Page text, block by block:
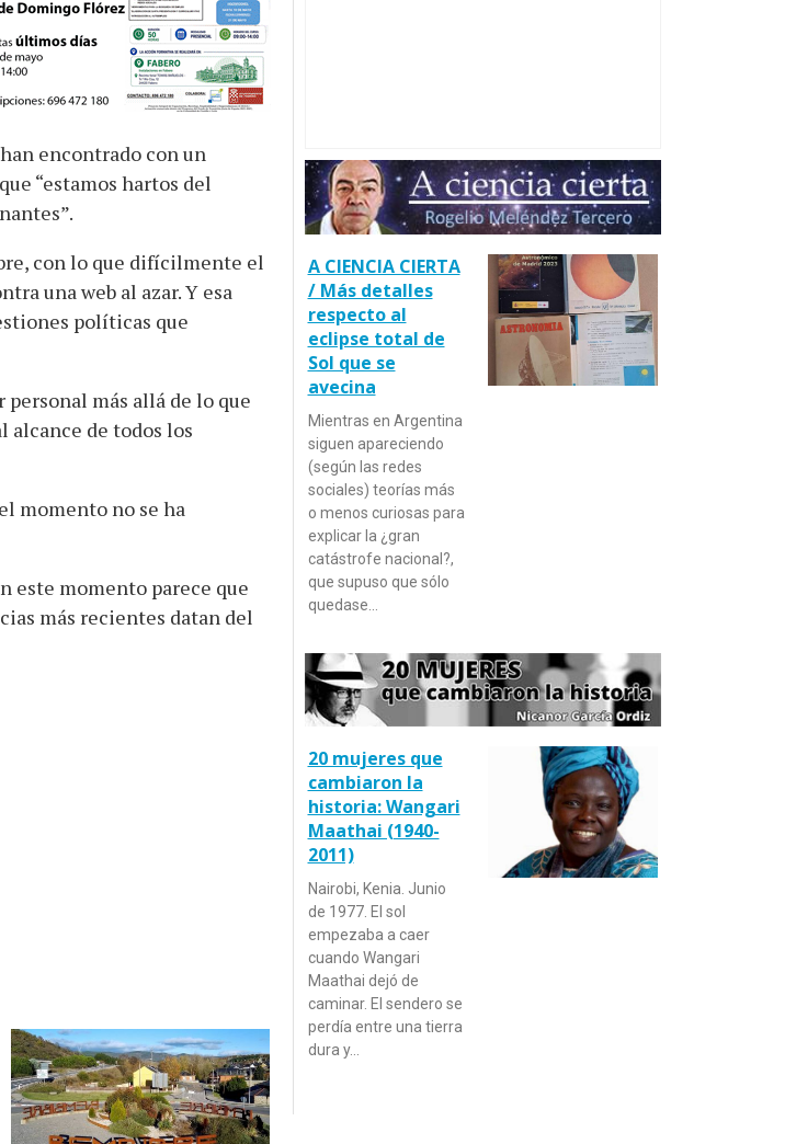
encontrado con un
“estamos hartos del
con lo que difícilmente el
una web al azar. Y esa
políticas que
más allá de lo que
alcance de todos los
momento no se ha
este momento parece que
más recientes datan del
A CIENCIA CIERTA
/ Más detalles
respecto al
eclipse total de
Sol que se
avecina
Mientras en Argentina
siguen apareciendo
(según las redes
sociales) teorías más
o menos curiosas para
explicar la ¿gran
catástrofe nacional?,
que supuso que sólo
quedase…
20 mujeres que
cambiaron la
historia: Wangari
Maathai (1940-
2011)
Nairobi, Kenia. Junio
de 1977. El sol
empezaba a caer
cuando Wangari
Maathai dejó de
caminar. El sendero se
perdía entre una tierra
dura y…